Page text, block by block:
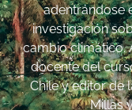
adentrándose
investigación
cambio climático.
docente del
Chile y editor de
Millas